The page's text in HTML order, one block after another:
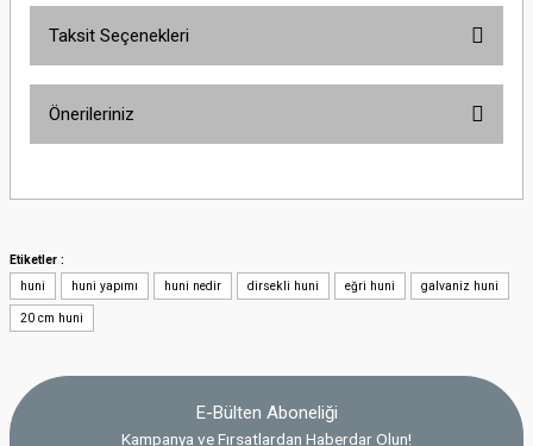
Taksit Seçenekleri
Önerileriniz
yetersiz gördüğünüz noktaları öneri formunu kullanarak tarafımıza
Ürün resmi kalitesiz, bozuk veya görüntülenemiyor.
Ürün açıklamasında eksik bilgiler bulunuyor.
Bu ürüne benzer farklı alternatifler olmalı.
Etiketler :
huni
huni yapımı huni nedir dirsekli huni eğri huni galvaniz huni
20 cm huni
E-Bülten Aboneliği
Kampanya ve Fırsatlardan Haberdar Olun!